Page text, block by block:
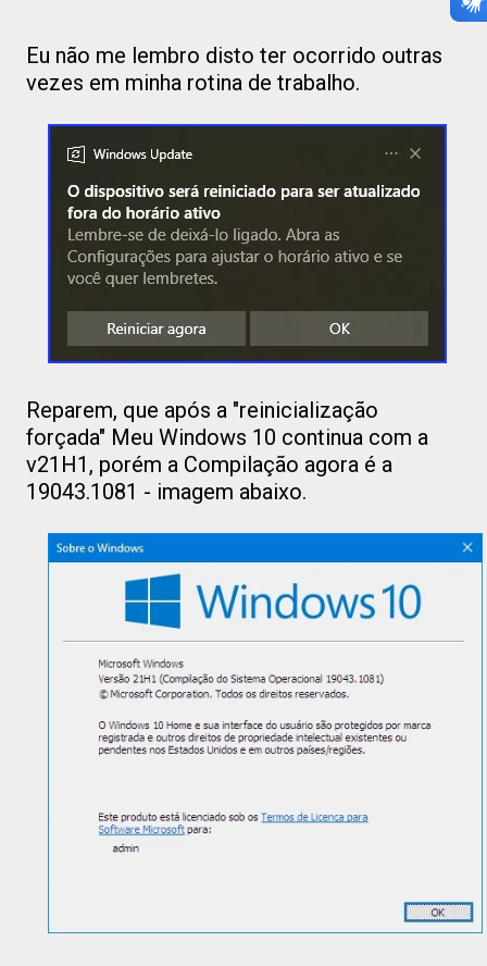
Eu não me lembro disto ter ocorrido outras
vezes em minha rotina de trabalho.
Reparem, que após a "reinicialização
forçada" Meu Windows 10 continua com a
v21H1, porém a Compilação agora é a
19043.1081 - imagem abaixo.